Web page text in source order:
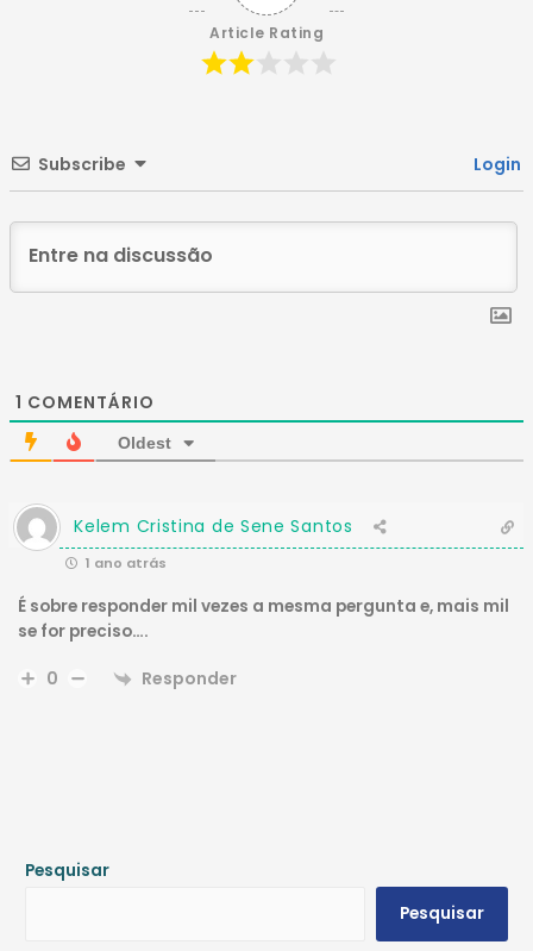
Article Rating
Subscribe Login
1 COMENTÁRIO
Oldest
Kelem Cristina de Sene Santos
1 ano atrás
É sobre responder mil vezes a mesma pergunta e, mais mil
se for preciso….
0 Responder
Pesquisar
Pesquisar